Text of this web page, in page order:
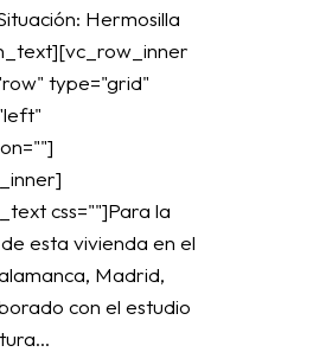
Hermosilla
type="grid"
css=""]Para la
esta vivienda en el
Madrid,
con el estudio